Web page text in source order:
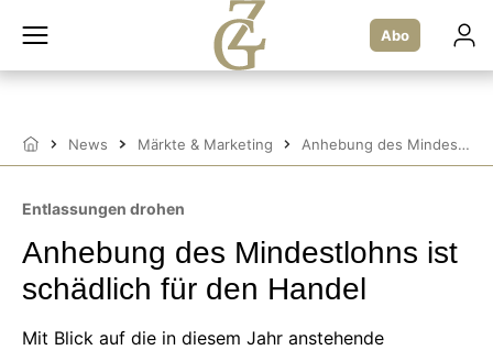
Inhalt
Abo
Startseite
News Märkte & Marketing Anhebung des Mindestlohns ist schädlich für den Handel
Entlassungen drohen
Anhebung des Mindestlohns ist
schädlich für den Handel
Mit Blick auf die in diesem Jahr anstehende